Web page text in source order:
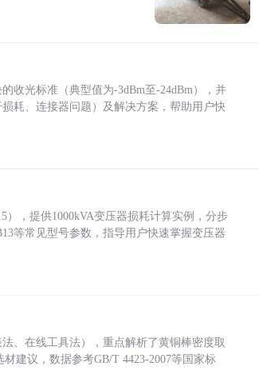
收光标准（典型值为-3dBm至-24dBm），并
耗、连接器问题）及解决方案，帮助用户快
），提供1000kVA变压器损耗计算实例，分步
等常见型号参数，指导用户快速掌握变压器
、在线工具法），重点解析了黄铜棒密度取
建议，数据参考GB/T 4423-2007等国家标